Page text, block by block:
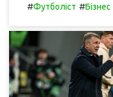
#Футболіст #Бізнес